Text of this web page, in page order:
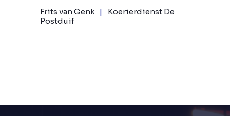
Frits van Genk
Koerierdienst De
Postduif